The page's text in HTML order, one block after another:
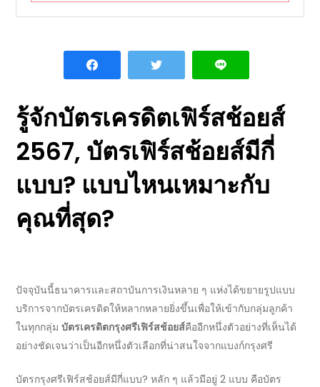
รู้จักบัตรเครดิตเฟิร์สช้อยส์
2567, บัตรเฟิร์สช้อยส์มีกี่
แบบ? แบบไหนเหมาะกับ
คุณที่สุด?
ปัจจุบันนี้ธนาคารและสถาบันการเงินหลาย ๆ แห่งได้ขยายรูปแบบ
บริการจากบัตรเครดิตให้หลากหลายยิ่งขึ้นเพื่อให้เข้ากับกลุ่มลูกค้า
ในทุกกลุ่มบัตรเครดิตกรุงศรีเฟิร์สช้อยส์คืออีกหนึ่งตัวอย่างที่เห็นได้
อย่างชัดเจนว่าเป็นอีกหนึ่งตัวเลือกที่น่าสนใจจากแบงก์กรุงศรี
บัตรกรุงศรีเฟิร์สช้อยส์มีกี่แบบ? หลัก ๆ แล้วมีอยู่2 แบบ คือบัตร